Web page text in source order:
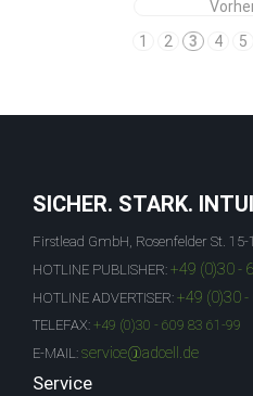
1
2 3 4 5
SICHER. STARK.
Firstlead GmbH, Rosenfelder St.
HOTLINE PUBLISHER: +49 (0)30 -
HOTLINE ADVERTISER: +49 (0)30
TELEFAX: +49 (0)30 - 609 83 61-99
E-MAIL: service@adcell.de
Service